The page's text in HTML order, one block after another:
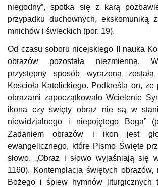
niegodny”, spotka się z karą
przypadku duchownych, ekskomuniką
mnichów i świeckich (por. 19).
Od czasu soboru nicejskiego II nauka
obrazów pozostała niezmienna.
przystępny sposób wyrażona
Kościoła Katolickiego. Podkreśla on, że
obrazami zapoczątkowało Wcielenie
ikona czy święty obraz nie są w
niewidzialnego i niepojętego Boga”
Zadaniem obrazów i ikon jest
ewangelicznego, które Pismo Święte
słowo. „Obraz i słowo wyjaśniają się
1160). Kontemplacja świętych obrazów,
Bożego i śpiew hymnów liturgicznych